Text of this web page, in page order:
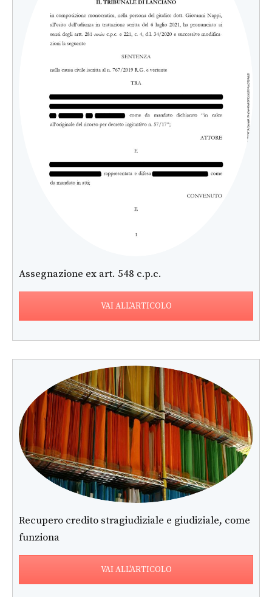
Assegnazione ex art. 548 c.p.c.
VAI ALL'ARTICOLO
Recupero credito stragiudiziale e giudiziale, come
funziona
VAI ALL'ARTICOLO